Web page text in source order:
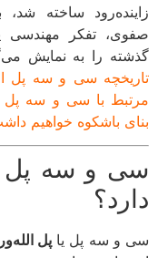
ساخته شد،
تفکر مهندسی
را به نمایش
سی و سه پل
با سی و سه پل ،
باشکوه خواهیم داشت.
و سه پل
و سه پل یاپل